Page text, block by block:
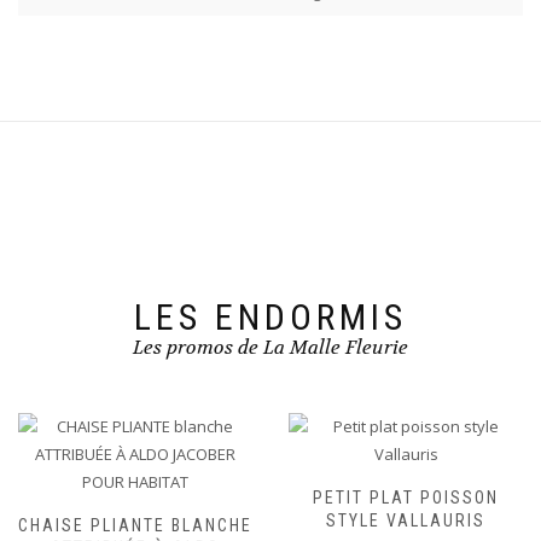
LES ENDORMIS
Les promos de La Malle Fleurie
CHAISE PLIANTE BLANCHE
PETIT PLAT POISSON
STYLE VALLAURIS